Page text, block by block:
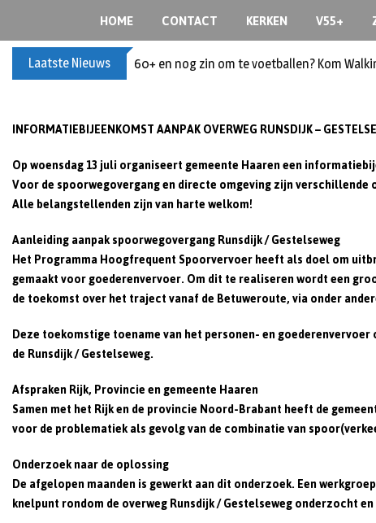
content
HOME CONTACT KERKEN V55+
Laatste Nieuws 60+ en nog zin om te voetballen? Kom
INFORMATIEBIJEENKOMST AANPAK OVERWEG RUNSDIJK –
Opwoensdag 13 juliorganiseert gemeente Haaren een
Voor de spoorwegovergang en directe omgeving zijn
Alle belangstellenden zijn van harte welkom!
Aanleiding aanpak spoorwegovergang Runsdijk / Gestelseweg
Het Programma Hoogfrequent Spoorvervoer heeft als doel om
gemaakt voor goederenvervoer. Om dit te realiseren wordt een
de toekomst over het traject vanaf de Betuweroute, via onder
Deze toekomstige toename van het personen- en
de Runsdijk / Gestelseweg.
Afspraken Rijk, Provincie en gemeente Haaren
Samen met het Rijk en de provincie Noord-Brabant heeft de
voor de problematiek als gevolg van de combinatie van
Onderzoek naar de oplossing
De afgelopen maanden is gewerkt aan dit onderzoek. Een
knelpunt rondom de overweg Runsdijk / Gestelseweg onderzocht